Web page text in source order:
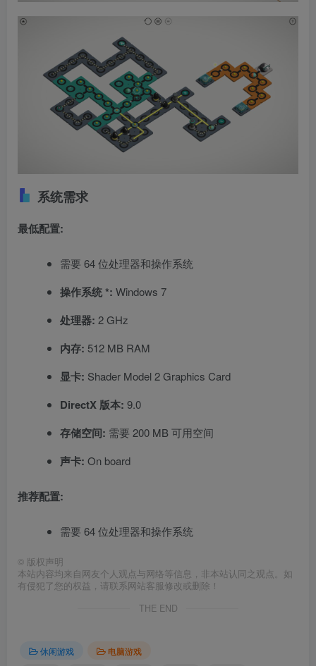
系统需求
最低配置:
需要 64 位处理器和操作系统
操作系统 *: Windows 7
处理器: 2 GHz
内存: 512 MB RAM
显卡: Shader Model 2 Graphics Card
DirectX 版本: 9.0
存储空间: 需要 200 MB 可用空间
声卡: On board
推荐配置:
需要 64 位处理器和操作系统
© 版权声明
本站内容均来自网友个人观点与网络等信息，非本站认同之观点。如
有侵犯了您的权益，请联系网站客服修改或删除！
THE END
休闲游戏
电脑游戏